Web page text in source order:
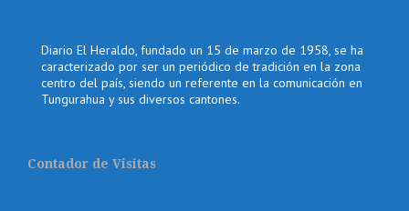
Diario El Heraldo, fundado un 15 de marzo de 1958, se ha
caracterizado por ser un periódico de tradición en la zona
centro del país, siendo un referente en la comunicación en
Tungurahua y sus diversos cantones.
Contador de Visitas